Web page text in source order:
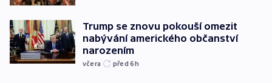
Trump se znovu pokouší omezit
nabývání amerického občanství
narozením
včera před 6h